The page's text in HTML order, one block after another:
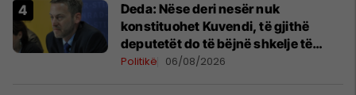
Deda: Nëse deri nesër nuk
konstituohet Kuvendi, të gjithë
deputetët do të bëjnë shkelje të
rëndë kushtetuese
Politikë 06/08/2026